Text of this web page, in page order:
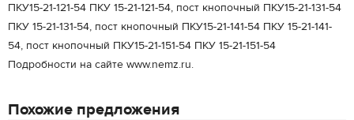
ПКУ15-21-121-54 ПКУ 15-21-121-54, пост кнопочный ПКУ15-21-131-54
ПКУ 15-21-131-54, пост кнопочный ПКУ15-21-141-54 ПКУ 15-21-141-
54, пост кнопочный ПКУ15-21-151-54 ПКУ 15-21-151-54
Подробности на сайте www.nemz.ru.
Похожие предложения